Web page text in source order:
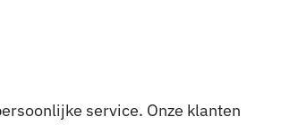
service. Onze klanten